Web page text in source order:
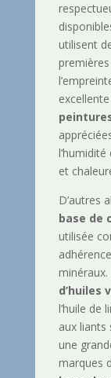
utilisent
et
D’autres
base de
utilisée
minéraux.
d’huiles
l’huile de
aux
une
marques